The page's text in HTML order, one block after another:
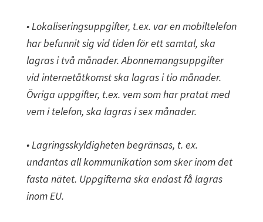
• Lokaliseringsuppgifter, t.ex. var en mobiltelefon
har befunnit sig vid tiden för ett samtal, ska
lagras i två månader. Abonnemangsuppgifter
vid internetåtkomst ska lagras i tio månader.
Övriga uppgifter, t.ex. vem som har pratat med
vem i telefon, ska lagras i sex månader.
• Lagringsskyldigheten begränsas, t. ex.
undantas all kommunikation som sker inom det
fasta nätet. Uppgifterna ska endast få lagras
inom EU.